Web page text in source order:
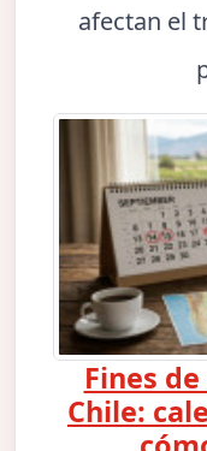
afectan el
Fines
Chile: